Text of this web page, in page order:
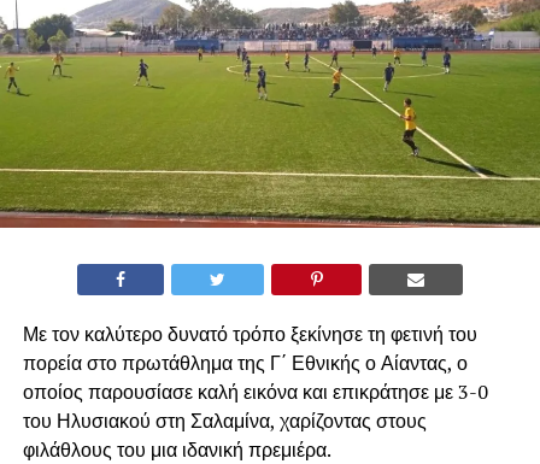
Με τον καλύτερο δυνατό τρόπο ξεκίνησε τη φετινή του
πορεία στο πρωτάθλημα της Γ΄ Εθνικής ο Αίαντας, ο
οποίος παρουσίασε καλή εικόνα και επικράτησε με 3-0
του Ηλυσιακού στη Σαλαμίνα, χαρίζοντας στους
φιλάθλους του μια ιδανική πρεμιέρα.